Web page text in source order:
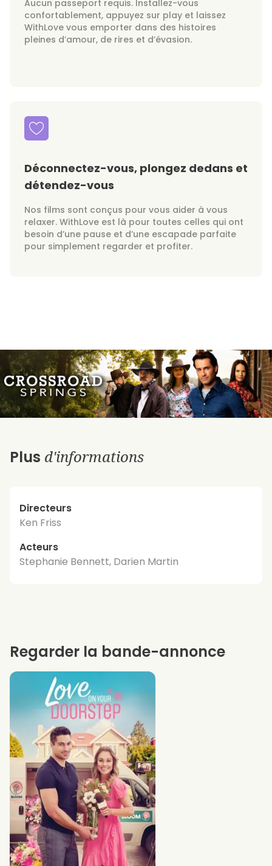
Aucun passeport requis. Installez-vous
confortablement, appuyez sur play et laissez
WithLove vous emporter dans des histoires
pleines d’amour, de rires et d’évasion.
Déconnectez-vous, plongez dedans et
détendez-vous
Nos films sont conçus pour vous aider à vous
relaxer. WithLove est là pour toutes celles qui ont
besoin d’une pause et d’une escapade parfaite
pour simplement regarder et profiter.
Plus d'informations
Directeurs
Ken Friss
Acteurs
Stephanie Bennett, Darien Martin
Regarder la bande-annonce